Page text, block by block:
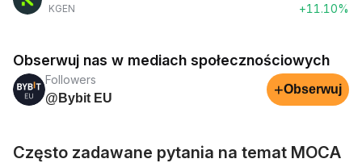
KGEN
+11.10%
Obserwuj nas w mediach społecznościowych
Followers
@Bybit EU
+Obserwuj
Często zadawane pytania na temat MOCA